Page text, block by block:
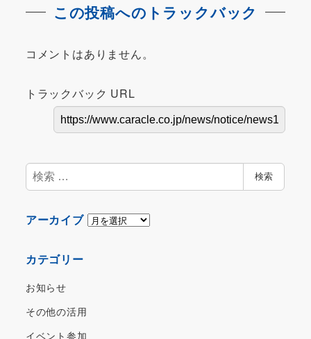
この投稿へのトラックバック
コメントはありません。
トラックバック URL
検
索
検索
アーカイブ ア
カテゴリー
お知らせ
その他の活用
イベント参加